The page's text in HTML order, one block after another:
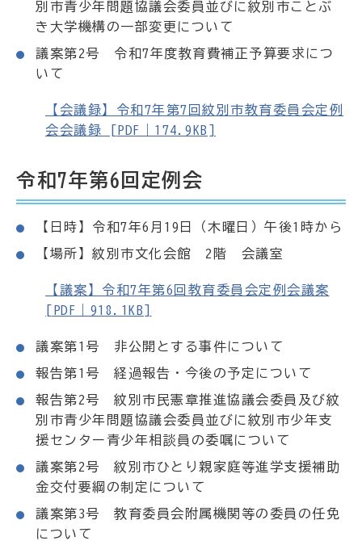
別市青少年問題協議会委員並びに紋別市ことぶ
き大学機構の一部変更について
議案第2号 令和7年度教育費補正予算要求につ
いて
【会議録】令和7年第7回紋別市教育委員会定例
会会議録 [PDF｜174.9KB]
令和7年第6回定例会
【日時】令和7年6月19日（木曜日）午後1時から
【場所】紋別市文化会館 2階 会議室
【議案】令和7年第6回教育委員会定例会議案
[PDF｜918.1KB]
議案第1号 非公開とする事件について
報告第1号 経過報告・今後の予定について
報告第2号 紋別市民憲章推進協議会委員及び紋
別市青少年問題協議会委員並びに紋別市少年支
援センター青少年相談員の委嘱について
議案第2号 紋別市ひとり親家庭等進学支援補助
金交付要綱の制定について
議案第3号 教育委員会附属機関等の委員の任免
について